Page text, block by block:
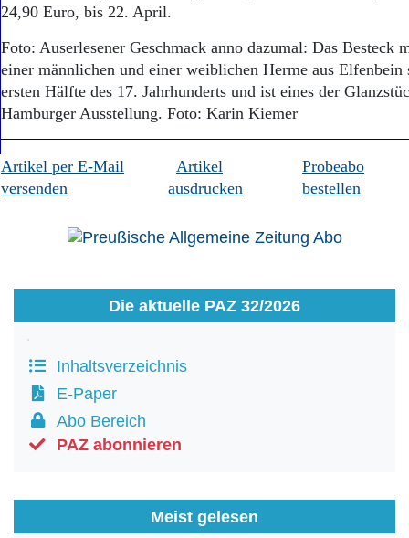
24,90 Euro, bis 22. April.
Foto: Auserlesener Geschmack anno dazumal: Das Besteck
einer männlichen und einer weiblichen Herme aus Elfenbein
ersten Hälfte des 17. Jahrhunderts und ist eines der
Hamburger Ausstellung. Foto: Karin Kiemer
Artikel per E-Mail
versenden
Artikel
ausdrucken
Probeabo
bestellen
Die aktuelle PAZ 32/2026
Inhaltsverzeichnis
E-Paper
Abo Bereich
PAZ abonnieren
Meist gelesen